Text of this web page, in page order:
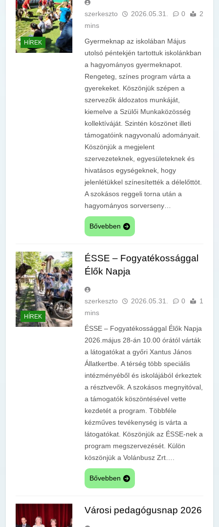
HÍREK
szerkeszto 2026.05.31. 0
2
mins
Gyermeknap az iskolában Május
utolsó péntekjén tartottuk iskolánkban
a hagyományos gyermeknapot.
Rengeteg, színes program várta a
gyerekeket. Köszönjük szépen a
szervezők áldozatos munkáját,
kiemelve a Szülői Munkaközösség
kollektíváját. Szintén köszönet illeti
támogatóink nagyvonalú adományait.
Köszönjük a megjelent
szervezeteknek, egyesületeknek és
hivatásos egységeknek, hogy
jelenlétükkel színesítették a délelőttöt.
A szokásos reggeli torna után a
hagyományos sorverseny…
Bővebben
HÍREK
ÉSSE – Fogyatékossággal
Élők Napja
szerkeszto 2026.05.31. 0
1
mins
ÉSSE – Fogyatékossággal Élők Napja
2026.május 28-án 10.00 órától várták
a látogatókat a győri Xantus János
Állatkertbe. A térség több speciális
intézményéből és iskolájából érkeztek
a résztvevők. A szokásos megnyitóval,
a támogatók köszöntésével vette
kezdetét a program. Többféle
kézműves tevékenység is várta a
látogatókat. Köszönjük az ÉSSE-nek a
program megszervezését. Külön
köszönjük a Volánbusz Zrt….
Bővebben
Városi pedagógusnap 2026